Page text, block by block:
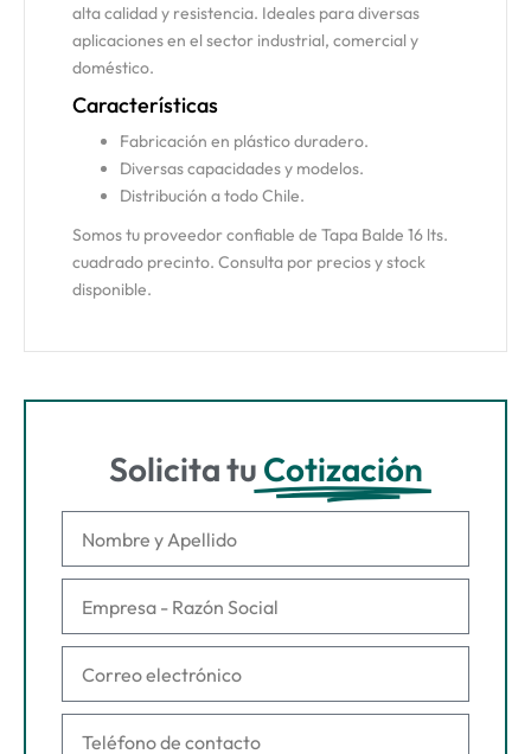
alta calidad y resistencia. Ideales para diversas
aplicaciones en el sector industrial, comercial y
doméstico.
Características
Fabricación en plástico duradero.
Diversas capacidades y modelos.
Distribución a todo Chile.
Somos tu proveedor confiable de Tapa Balde 16 lts.
cuadrado precinto. Consulta por precios y stock
disponible.
Solicita tu Cotización